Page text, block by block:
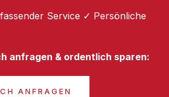
Service ✓ Persönliche
anfragen & ordentlich sparen:
ANFRAGEN